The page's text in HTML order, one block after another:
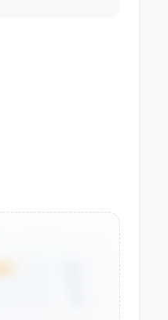
性能指标可观